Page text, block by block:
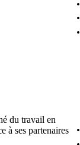
du travail en
à ses partenaires